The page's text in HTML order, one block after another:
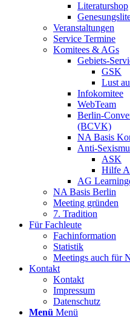
Literaturshop
Veranstaltungen
Service Termine
Komitees & AGs
Gebiets-
GSK
Lust
Infokomitee
WebTeam
Berlin-
(BCVK)
NA Basis
Anti-
ASK
Hilfe
AG
NA Basis Berlin
Meeting gründen
7. Tradition
Für Fachleute
Fachinformation
Statistik
Meetings auch für
Kontakt
Kontakt
Impressum
Datenschutz
Menü Menü